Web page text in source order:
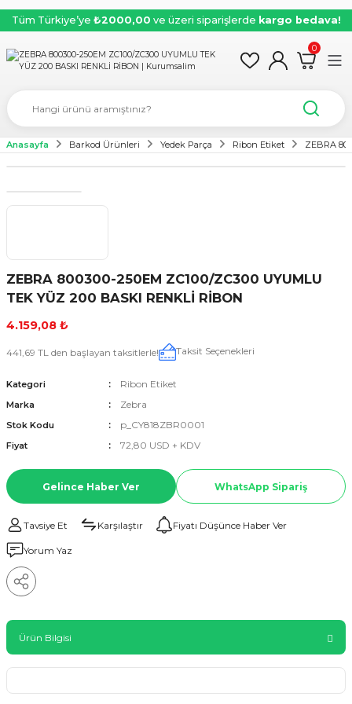
Tüm Türkiye’ye ₺2000,00 ve üzeri siparişlerde kargo bedava!
0
Anasayfa Barkod Ürünleri Yedek Parça Ribon Etiket ZEBRA
ZEBRA 800300-250EM ZC100/ZC300 UYUMLU
TEK YÜZ 200 BASKI RENKLİ RİBON
4.159,08 ₺
441,69 TL den başlayan taksitlerle! Taksit Seçenekleri
Kategori Ribon Etiket
Marka Zebra
Stok Kodu p_CY818ZBR0001
Fiyat 72,80 USD + KDV
Gelince Haber Ver WhatsApp Sipariş
Tavsiye Et Karşılaştır Fiyatı Düşünce Haber Ver
Yorum Yaz
Ürün Bilgisi